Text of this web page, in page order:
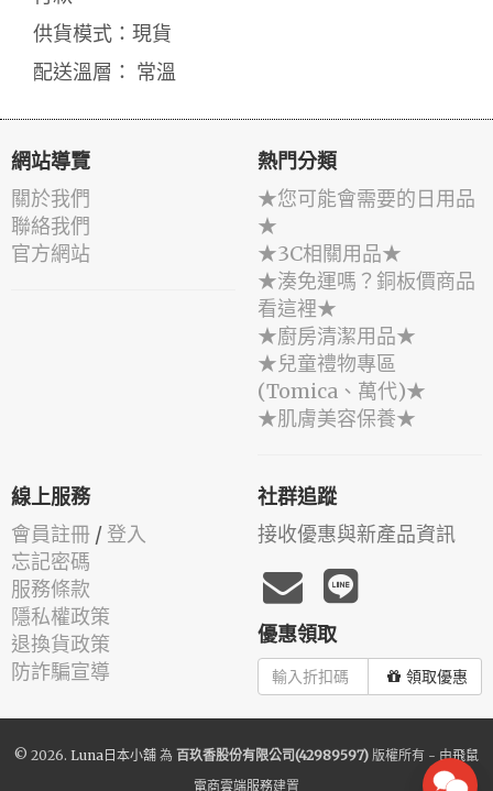
供貨模式：現貨
配送溫層： 常溫
網站導覽
關於我們
聯絡我們
官方網站
熱門分類
★您可能會需要的日用品
★
★3C相關用品★
★湊免運嗎？銅板價商品
看這裡★
★廚房清潔用品★
★兒童禮物專區
(Tomica、萬代)★
★肌膚美容保養★
線上服務
會員註冊 / 登入
忘記密碼
服務條款
隱私權政策
退換貨政策
防詐騙宣導
社群追蹤
接收優惠與新產品資訊
優惠領取
領取優惠
© 2026. Luna日本小舖 為 百玖香股份有限公司(42989597) 版權所有 - 由飛鼠
電商雲端服務建置